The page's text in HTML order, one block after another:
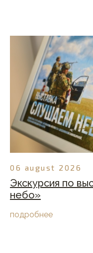
06 august 2026
Экскурсия по
небо»
подробнее